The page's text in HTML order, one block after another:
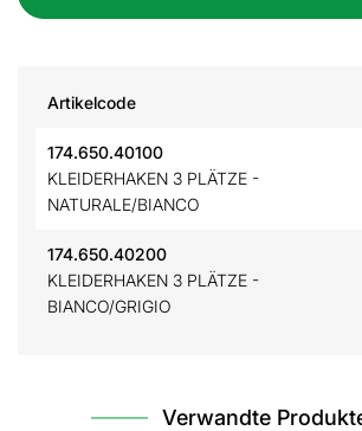
Artikelcode
174.650.40100
KLEIDERHAKEN 3 PLÄTZE -
NATURALE/BIANCO
174.650.40200
KLEIDERHAKEN 3 PLÄTZE -
BIANCO/GRIGIO
Verwandte